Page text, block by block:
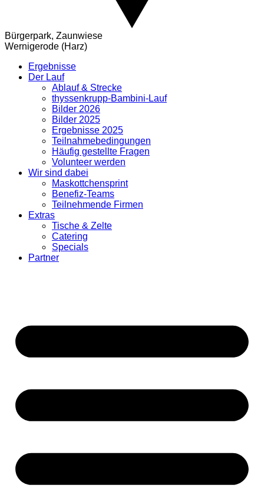
Bürgerpark, Zaunwiese
Wernigerode (Harz)
Ergebnisse
Der Lauf
Ablauf & Strecke
thyssenkrupp-Bambini-Lauf
Bilder 2026
Bilder 2025
Ergebnisse 2025
Teilnahmebedingungen
Häufig gestellte Fragen
Volunteer werden
Wir sind dabei
Maskottchensprint
Benefiz-Teams
Teilnehmende Firmen
Extras
Tische & Zelte
Catering
Specials
Partner